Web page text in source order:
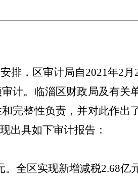
排，区审计局自2021年2月
计。 临淄区财政局及有关
完整性负责，并对此作出
出具如下审计报告：
。全区实现新增减税2.68亿